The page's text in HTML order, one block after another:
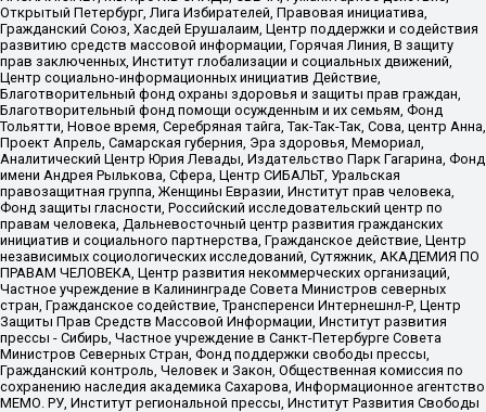
Открытый Петербург, Лига Избирателей, Правовая инициатива,
Гражданский Союз, Хасдей Ерушалаим, Центр поддержки и содействия
развитию средств массовой информации, Горячая Линия, В защиту
прав заключенных, Институт глобализации и социальных движений,
Центр социально-информационных инициатив Действие,
Благотворительный фонд охраны здоровья и защиты прав граждан,
Благотворительный фонд помощи осужденным и их семьям, Фонд
Тольятти, Новое время, Серебряная тайга, Так-Так-Так, Сова, центр Анна,
Проект Апрель, Самарская губерния, Эра здоровья, Мемориал,
Аналитический Центр Юрия Левады, Издательство Парк Гагарина, Фонд
имени Андрея Рылькова, Сфера, Центр СИБАЛЬТ, Уральская
правозащитная группа, Женщины Евразии, Институт прав человека,
Фонд защиты гласности, Российский исследовательский центр по
правам человека, Дальневосточный центр развития гражданских
инициатив и социального партнерства, Гражданское действие, Центр
независимых социологических исследований, Сутяжник, АКАДЕМИЯ ПО
ПРАВАМ ЧЕЛОВЕКА, Центр развития некоммерческих организаций,
Частное учреждение в Калининграде Совета Министров северных
стран, Гражданское содействие, Трансперенси Интернешнл-Р, Центр
Защиты Прав Средств Массовой Информации, Институт развития
прессы - Сибирь, Частное учреждение в Санкт-Петербурге Совета
Министров Северных Стран, Фонд поддержки свободы прессы,
Гражданский контроль, Человек и Закон, Общественная комиссия по
сохранению наследия академика Сахарова, Информационное агентство
МЕМО. РУ, Институт региональной прессы, Институт Развития Свободы